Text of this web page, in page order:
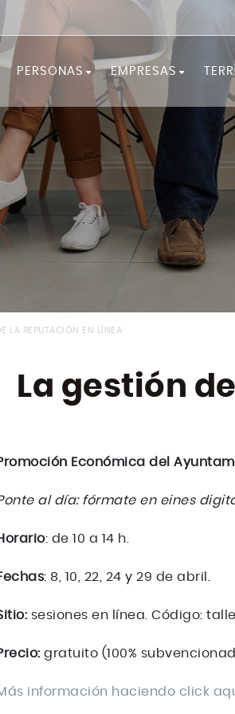
PERSONAS
¡FÓRMATE!
¿NECESITAS ORIENTACIÓN?
¿BUSCAS TRABAJO?
RECURSOS Y CONSEJOS
PROGRAMAS DE OCUPACIÓN Y
DESARROLLO LOCAL
EMPRESAS
SERVICIOS A LAS
EMPRENDIMIENTO
¿NECESITAS
IGUALDAD Y
LA REPUTACIÓN EN LÍNEA
La gestión
Económica del
al día: fórmate en eines
: de 10 a 14 h.
: 8, 10, 22, 24 y 29 de abril.
sesiones en línea. Código: taller
gratuito (100%
información haciendo click